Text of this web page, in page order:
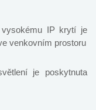
IP krytí je
venkovním prostoru
je poskytnuta